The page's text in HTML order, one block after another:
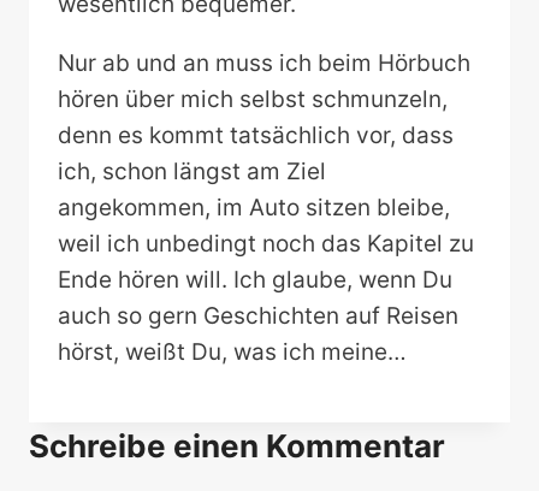
Nur ab und an muss ich beim Hörbuch
hören über mich selbst schmunzeln,
denn es kommt tatsächlich vor, dass
ich, schon längst am Ziel
angekommen, im Auto sitzen bleibe,
weil ich unbedingt noch das Kapitel zu
Ende hören will. Ich glaube, wenn Du
auch so gern Geschichten auf Reisen
hörst, weißt Du, was ich meine…
Schreibe einen Kommentar